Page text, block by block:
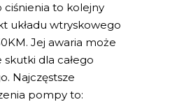
to kolejny
układu wtryskowego
Jej awaria może
dla całego
Najczęstsze
pompy to: